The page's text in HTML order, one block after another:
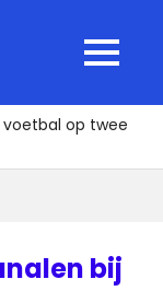
MENU
voetbal op twee
bij